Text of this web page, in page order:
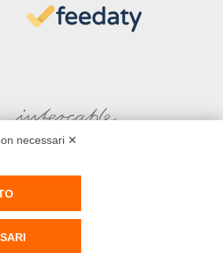
401889 - Powered by
necessari ✕